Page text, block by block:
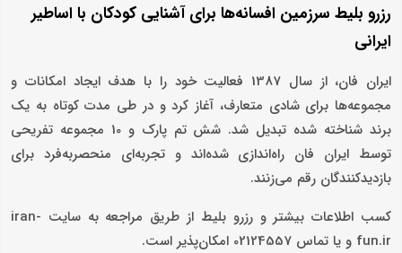
رزرو بلیط سرزمین‌ افسانه‌ها برای آشنایی کودکان با اساطیر
ایرانی
ایران فان، از سال 1387 فعالیت خود را با هدف ایجاد امکانات و
مجموعه‌ها برای شادی متعارف، آغاز کرد و در طی مدت کوتاه به یک
برند شناخته ‌شده تبدیل شد. شش تم پارک و 10 مجموعه تفریحی
توسط ایران فان راه‌اندازی شده‌اند و تجربه‌ای منحصربه‌فرد برای
بازدیدکنندگان رقم می‌زنند.
کسب اطلاعات بیشتر و رزرو بلیط از طریق مراجعه به سایت iran-
fun.ir و یا تماس 02124557 امکان‌پذیر است.